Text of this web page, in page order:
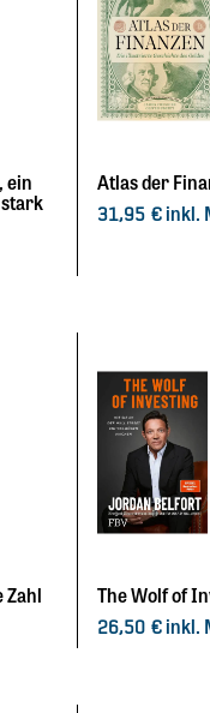
ein
stark
Atlas der
31,95 € inkl.
Zahl The Wolf of
26,50 € inkl.